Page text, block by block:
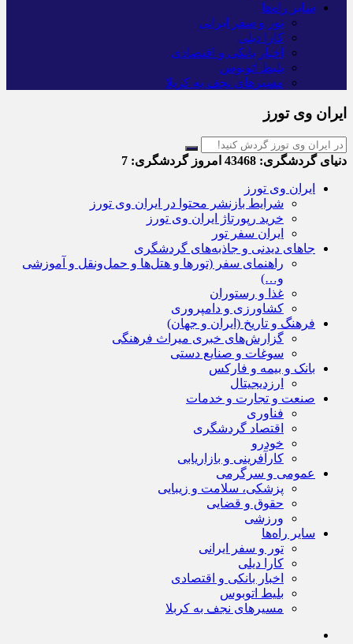
سایر راه‌ها
تور و سفر ایرانی
کارا دیلی
اخبار بانکی و اقتصادی
بلیط اتوبوس
مسیرهای نجف به کربلا
ایران وی تورز
دنیای گردشگری: امروز گردشگری:
ایران وی تورز
شرایط بازنشر محتوا در ایران وی تورز
خرید رپورتاژ ایران وی تورز
ایران سفر تور
جاهای دیدنی و جاذبه‌های گردشگری
راهنمای سفر (تورها و هتل‌ها و حمل‌و‌نقل و آموزشی
و…)
غذا و رستوران
کشاورزی و دامپروری
فرهنگ و تاریخ (ایران و جهان)
گزارش‌های خبری میراث فرهنگی
سوغات و صنایع دستی
بانک و بیمه و فارکس
ارزدیجیتال
صنعت و تجارت و خدمات
فناوری
اقتصاد گردشگری
خودرو
کارآفرینی و بازاریابی
عمومی و سرگرمی
پزشکی، سلامت و زیبایی
حقوق و قضایی
ورزشی
سایر راه‌ها
تور و سفر ایرانی
کارا دیلی
اخبار بانکی و اقتصادی
بلیط اتوبوس
مسیرهای نجف به کربلا